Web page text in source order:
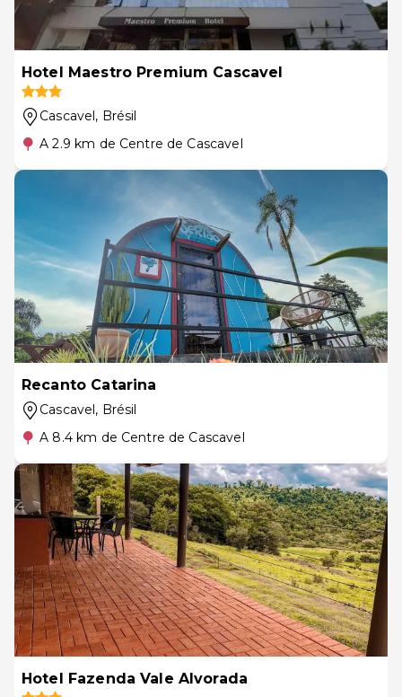
Hotel Maestro Premium Cascavel
Cascavel, Brésil
A 2.9 km de Centre de Cascavel
Recanto Catarina
Cascavel, Brésil
A 8.4 km de Centre de Cascavel
Hotel Fazenda Vale Alvorada